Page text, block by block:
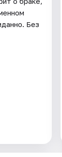
Без